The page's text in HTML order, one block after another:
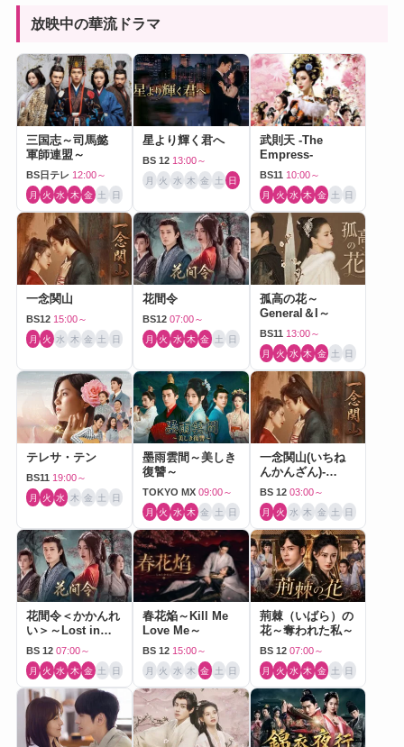
放映中の華流ドラマ
三国志～司馬懿
軍師連盟～
BS日テレ 12:00～
月 火 水 木 金 土 日
星より輝く君へ
BS 12 13:00～
月 火 水 木 金 土 日
武則天 -The
Empress-
BS11 10:00～
月 火 水 木 金 土 日
一念関山
BS12 15:00～
月 火 水 木 金 土 日
花間令
BS12 07:00～
月 火 水 木 金 土 日
孤高の花～
General＆I～
BS11 13:00～
月 火 水 木 金 土 日
テレサ・テン
BS11 19:00～
月 火 水 木 金 土 日
墨雨雲間～美しき
復讐～
TOKYO MX 09:00～
月 火 水 木 金 土 日
一念関山(いちね
んかんざん)-
Journey to Love-
BS 12 03:00～
月 火 水 木 金 土 日
花間令＜かかんれ
い＞～Lost in
Love～
BS 12 07:00～
月 火 水 木 金 土 日
春花焔～Kill Me
Love Me～
BS 12 15:00～
月 火 水 木 金 土 日
荊棘（いばら）の
花～奪われた私～
BS 12 07:00～
月 火 水 木 金 土 日